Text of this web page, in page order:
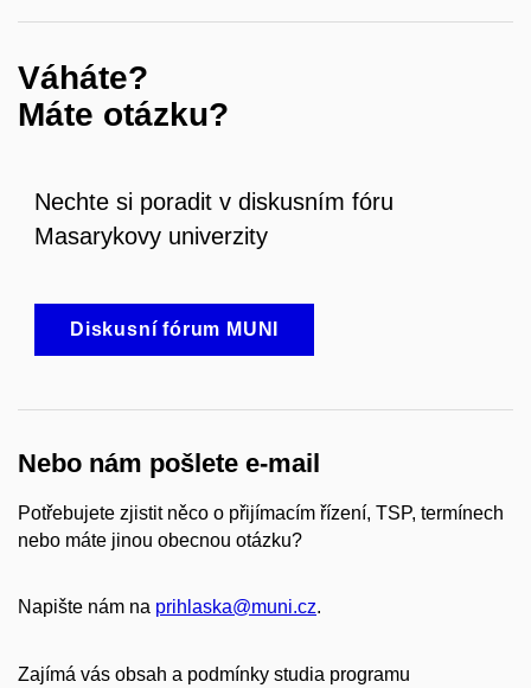
Váháte?
Máte otázku?
Nechte si poradit v diskusním fóru
Masarykovy univerzity
Diskusní fórum MUNI
Nebo nám pošlete e-mail
Potřebujete zjistit něco o přijímacím řízení, TSP, termínech
nebo máte jinou obecnou otázku?
Napište nám na prihlaska@muni.cz.
Zajímá vás obsah a podmínky studia programu